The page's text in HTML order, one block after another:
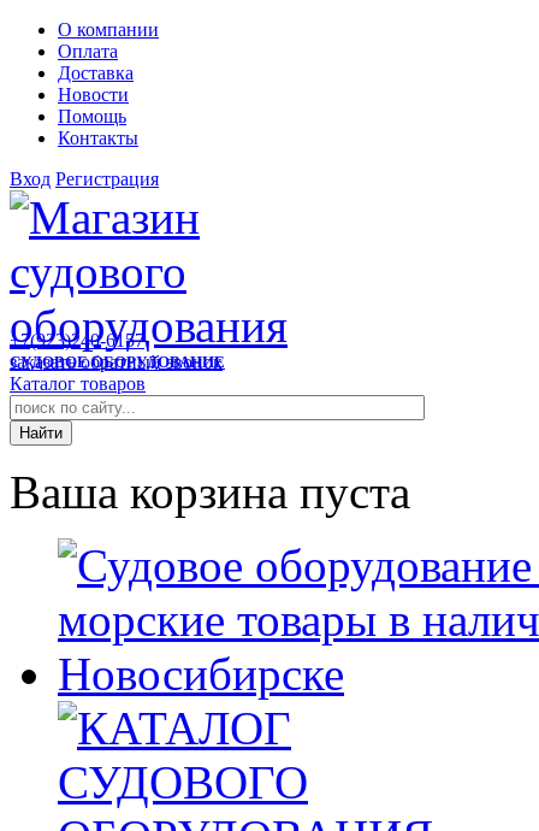
О компании
Оплата
Доставка
Новости
Помощь
Контакты
Вход Регистрация
СУДОВОЕ ОБОРУДОВАНИЕ
+7(923)240-6157
заказать обратный звонок
Каталог товаров
Ваша корзина пуста